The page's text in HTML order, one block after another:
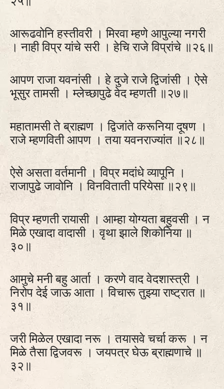
आरूढवोनि हस्तीवरी । मिरवा म्हणे आपुल्या नगरी
। नाही विप्र यांचे सरी । हेचि राजे विप्रांचे ॥२६॥
आपण राजा यवनांसी । हे दुजे राजे द्विजांसी । ऐसे
भूसुर तामसी । म्लेच्छापुढे वेद म्हणती ॥२७॥
महातामसी ते ब्राह्मण । द्विजांते करूनिया दूषण ।
राजे म्हणविती आपण । तया यवनराज्यांत ॥२८॥
ऐसे असता वर्तमानी । विप्र मदांधे व्यापूनि ।
राजापुढे जावोनि । विनविताती परियेसा ॥२९॥
विप्र म्हणती रायासी । आम्हा योग्यता बहुवसी । न
मिळे एखादा वादासी । वृथा झाले शिकोनिया ॥
३०॥
आमुचे मनी बहु आर्ता । करणे वाद वेदशास्त्री ।
निरोप देई जाऊ आता । विचारू तुझ्या राष्ट्रात ॥
३१॥
जरी मिळेल एखादा नरू । तयासवे चर्चा करू । न
मिळे तैसा द्विजवरू । जयपत्र घेऊ ब्राह्मणाचे ॥
३२॥